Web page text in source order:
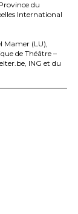
du
International
Mamer (LU),
de Théâtre –
ING et du